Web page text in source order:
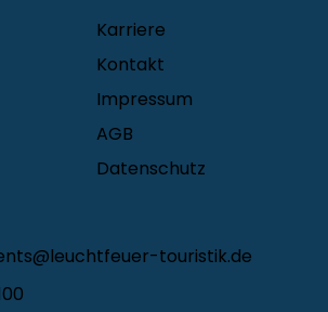
Karriere
Kontakt
Impressum
AGB
Datenschutz
touristik.de